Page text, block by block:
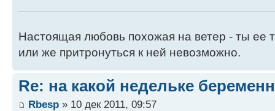
Настоящая любовь похожая на ветер - ты ее
или же притронуться к ней невозможно.
Re: на какой недельке
Rbesp » 10 дек 2011, 09:57